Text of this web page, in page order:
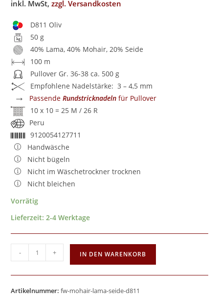
inkl. MwSt,zzgl. Versandkosten
D811 Oliv
50 g
40% Lama, 40% Mohair, 20% Seide
100 m
Pullover Gr. 36-38 ca. 500 g
Empfohlene Nadelstärke: 3 – 4,5 mm
→ PassendeRundstricknadeln für Pullover
10 x 10 = 25 M / 26 R
Peru
9120054127711
Handwäsche
Nicht bügeln
Nicht im Wäschetrockner trocknen
Nicht bleichen
Vorrätig
Lieferzeit:2-4 Werktage
- + IN DEN WARENKORB
Artikelnummer:fw-mohair-lama-seide-d811